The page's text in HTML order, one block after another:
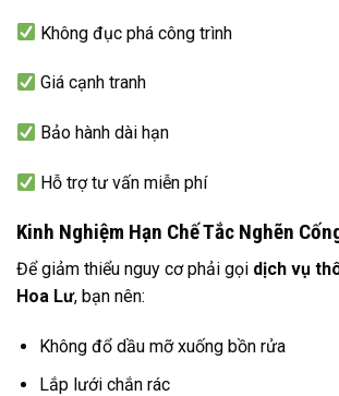
Không đục phá công trình
Giá cạnh tranh
Bảo hành dài hạn
Hỗ trợ tư vấn miễn phí
Kinh Nghiệm Hạn Chế Tắc Nghẽn
Để giảm thiểu nguy cơ phải gọi dịch vụ
Hoa Lư, bạn nên:
Không đổ dầu mỡ xuống bồn rửa
Lắp lưới chắn rác